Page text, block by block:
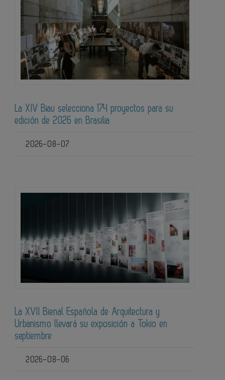
La XIV Biau selecciona 174 proyectos para su
edición de 2026 en Brasilia
2026-08-07
La XVII Bienal Española de Arquitectura y
Urbanismo llevará su exposición a Tokio en
septiembre
2026-08-06